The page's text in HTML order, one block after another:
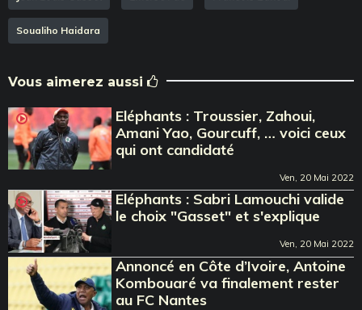
Soualiho Haidara
Vous aimerez aussi
Eléphants : Troussier, Zahoui,
Amani Yao, Gourcuff, … voici ceux
qui ont candidaté
Ven, 20 Mai 2022
Eléphants : Sabri Lamouchi valide
le choix "Gasset" et s'explique
Ven, 20 Mai 2022
Annoncé en Côte d’Ivoire, Antoine
Kombouaré va finalement rester
au FC Nantes